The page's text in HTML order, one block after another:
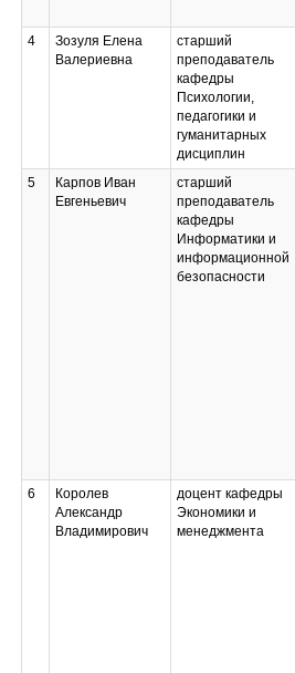
4
Зозуля Елена
Валериевна
старший
преподаватель
кафедры
Психологии,
педагогики и
гуманитарных
дисциплин
5
Карпов Иван
Евгеньевич
старший
преподаватель
кафедры
Информатики и
информационной
безопасности
6
Королев
Александр
Владимирович
доцент кафедры
Экономики и
менеджмента